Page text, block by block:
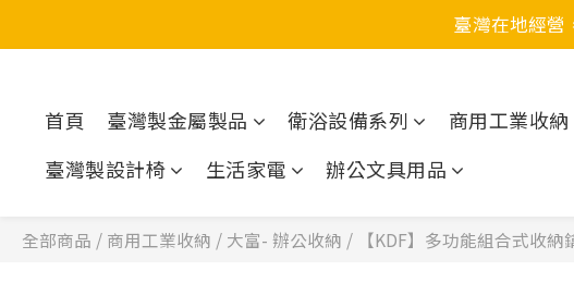
臺灣在地經營
首頁 臺灣製金屬製品 衛浴設備系列
商用工業收納
臺灣製設計椅
生活家電 辦公文具用品
全部商品 / 商用工業收納 / 大富- 辦公收納 / 【KDF】多功能組合式收納